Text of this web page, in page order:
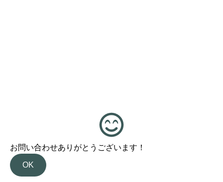
お問い合わせありがとうございます！
OK